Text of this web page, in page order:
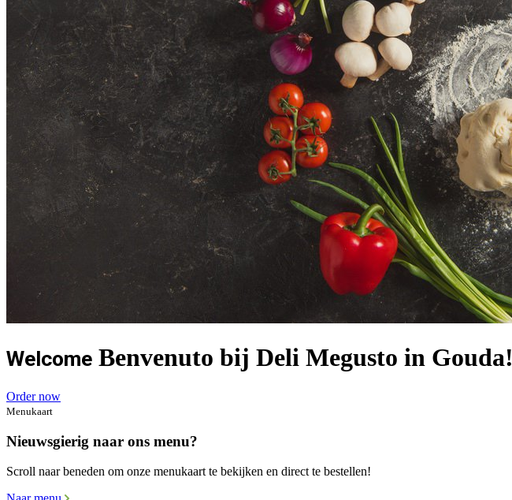
Welcome Benvenuto bij Deli Megusto in Gouda!
Order now
Menukaart
Nieuwsgierig naar ons menu?
Scroll naar beneden om onze menukaart te bekijken en direct te bestellen!